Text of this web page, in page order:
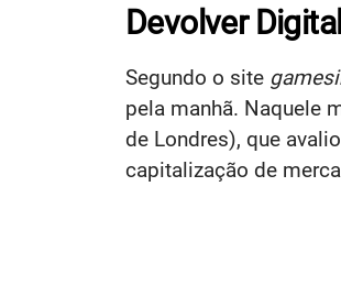
Devolver
Segundo o site
pela manhã. Naquele
de Londres), que
capitalização de